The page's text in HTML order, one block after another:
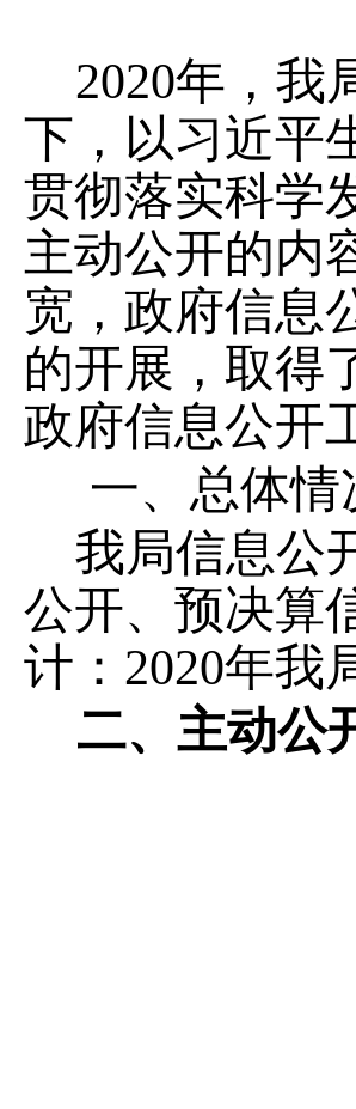
2020年，我
下， 以习近平
贯彻落实科学
主动公开的内
宽，政府信息
的开展，取得
政府信息公开
一、总体情
我局信息公
公开、预决算
计： 2020年我
二、主动公